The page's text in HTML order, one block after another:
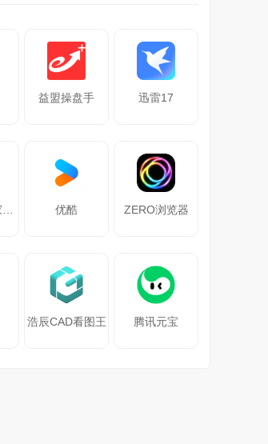
益盟操盘手 迅雷17
优酷 ZERO浏览器
浩辰CAD看图王 腾讯元宝